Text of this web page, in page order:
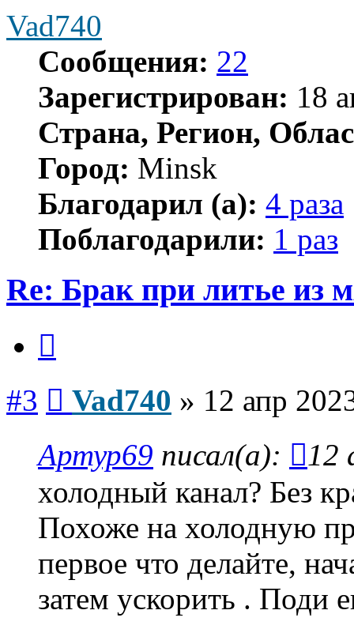
Vad740
Сообщения: 22
Зарегистрирован: 18
Страна, Регион,
Город: Minsk
Благодарил (а): 4 раза
Поблагодарили: 1 раз
Re: Брак при литье из
#3 Vad740 » 12 апр
Артур69 писал(а):
12
холодный канал? Без
Похоже на холодную
первое что делайте,
затем ускорить . Поди